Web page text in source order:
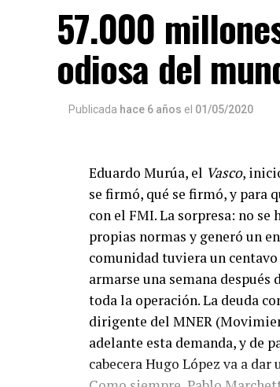
57.000
odiosa del
Publicada hace 6 años el 01/05/2020
Eduardo Murúa, el Vasco,
se firmó, qué se firmó, y para
con el FMI. La sorpresa: no
propias normas y generó un
comunidad tuviera un
armarse una semana
toda la operación. La deuda
dirigente del MNER
adelante esta demanda, y de
cabecera Hugo López va a